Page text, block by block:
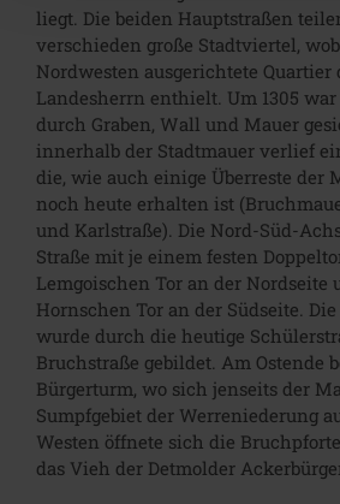
liegt. Die beiden Hauptstraßen
verschieden große Stadtviertel,
Nordwesten ausgerichtete Quartier
Landesherrn enthielt. Um 1305
durch Graben, Wall und Mauer
innerhalb der Stadtmauer verlief
die, wie auch einige Überreste der
noch heute erhalten ist
und Karlstraße). Die Nord-Süd-
Straße mit je einem festen
Lemgoischen Tor an der Nordseite
Hornschen Tor an der Südseite.
wurde durch die heutige
Bruchstraße gebildet. Am Ostende
Bürgerturm, wo sich jenseits der
Sumpfgebiet der Werreniederung
Westen öffnete sich die
das Vieh der Detmolder